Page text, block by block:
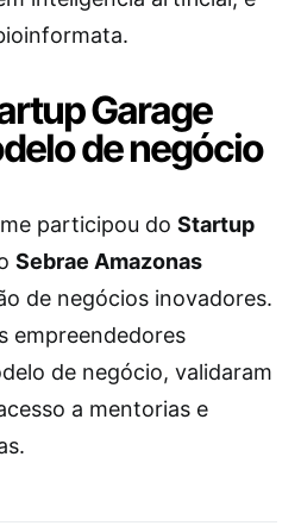
Garage
de negócio
participou do Startup
Sebrae Amazonas
de negócios inovadores.
empreendedores
de negócio, validaram
a mentorias e